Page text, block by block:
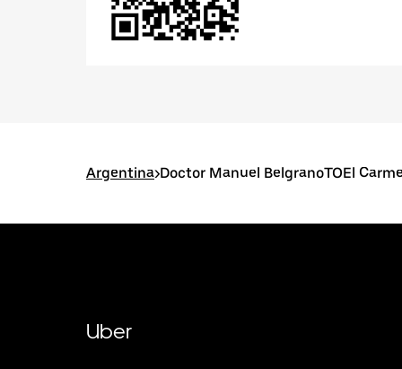
Argentina>Doctor Manuel BelgranoTOEl
Uber